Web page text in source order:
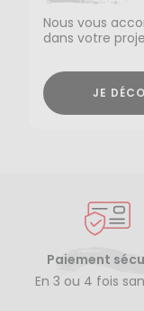
Nous vous
dans votre
JE
Paiement
En 3 ou 4 fois